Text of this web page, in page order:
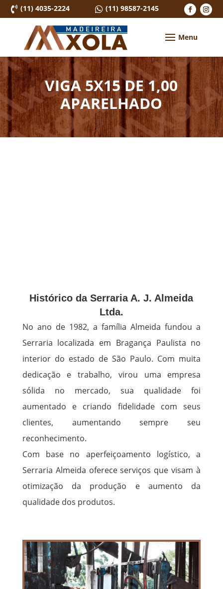
 (11) 4035-2224  (11) 98587-2145
VIGA 5X15 DE 1,00
APARELHADO
Histórico da Serraria A. J. Almeida
Ltda.
No ano de 1982, a família Almeida fundou a
Serraria localizada em Bragança Paulista no
interior do estado de São Paulo. Com muita
dedicação e trabalho, virou uma empresa
sólida no mercado, sua qualidade foi
aumentado e criando fidelidade com seus
clientes, aumentando sempre seu
reconhecimento.
Com base no aperfeiçoamento logístico, a
Serraria Almeida oferece serviços que visam à
otimização da produção e aumento da
qualidade dos produtos.